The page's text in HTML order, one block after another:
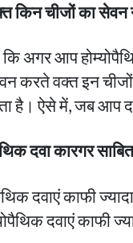
चीजों का सेवन
अगर आप
करते वक्त इन
है। ऐसे में, जब
दवा कारगर साबित
दवाएं काफी
दवाएं काफी